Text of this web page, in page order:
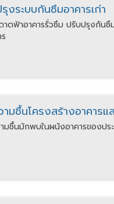
งระบบกันซึมอาคารเก่า
ดฟ้าอาคารรั่วซึม ปรับปรุงกันซึ
มชื้นโครงสร้างอาคารแ
มชื้นมักพบในผนังอาคารของปร